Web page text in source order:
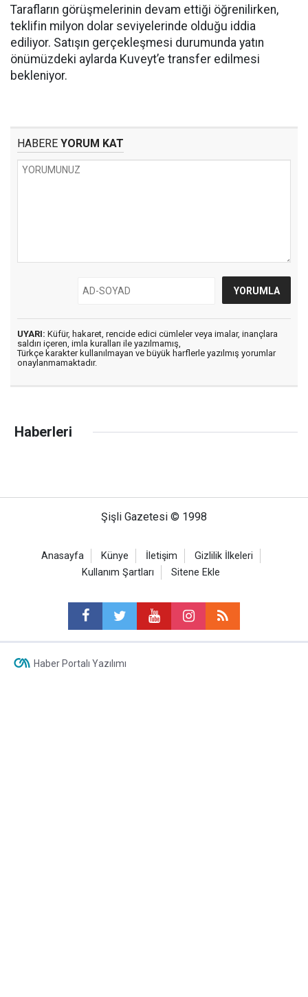
Tarafların görüşmelerinin devam ettiği öğrenilirken,
teklifin milyon dolar seviyelerinde olduğu iddia
ediliyor. Satışın gerçekleşmesi durumunda yatın
önümüzdeki aylarda Kuveyt’e transfer edilmesi
bekleniyor.
HABERE YORUM KAT
UYARI: Küfür, hakaret, rencide edici cümleler veya imalar, inançlara
saldırı içeren, imla kuralları ile yazılmamış,
Türkçe karakter kullanılmayan ve büyük harflerle yazılmış yorumlar
onaylanmamaktadır.
Haberleri
Şişli Gazetesi © 1998
Anasayfa Künye İletişim
Gizlilik İlkeleri
Kullanım Şartları
Sitene Ekle
Haber Portalı Yazılımı